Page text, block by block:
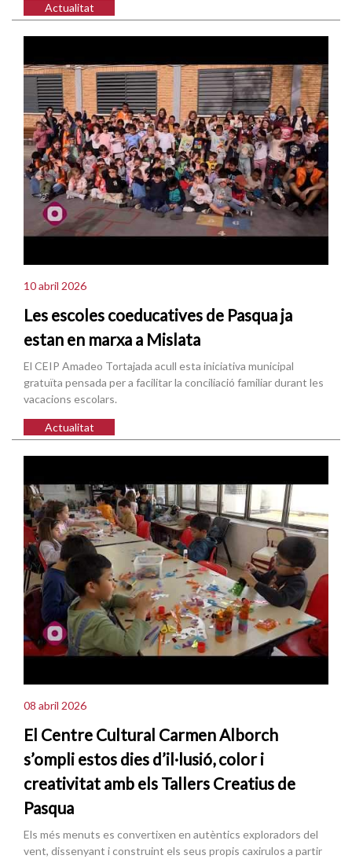
Actualitat
10 abril 2026
Les escoles coeducatives de Pasqua ja
estan en marxa a Mislata
El CEIP Amadeo Tortajada acull esta iniciativa municipal
gratuïta pensada per a facilitar la conciliació familiar durant les
vacacions escolars.
Actualitat
08 abril 2026
El Centre Cultural Carmen Alborch
s’ompli estos dies d’il·lusió, color i
creativitat amb els Tallers Creatius de
Pasqua
Els més menuts es convertixen en autèntics exploradors del
vent, dissenyant i construint els seus propis caxirulos a partir